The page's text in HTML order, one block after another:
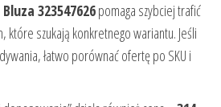
323547626pomaga szybciej trafić
które szukają konkretnego wariantu. Jeśli
łatwo porównać ofertę po SKU i